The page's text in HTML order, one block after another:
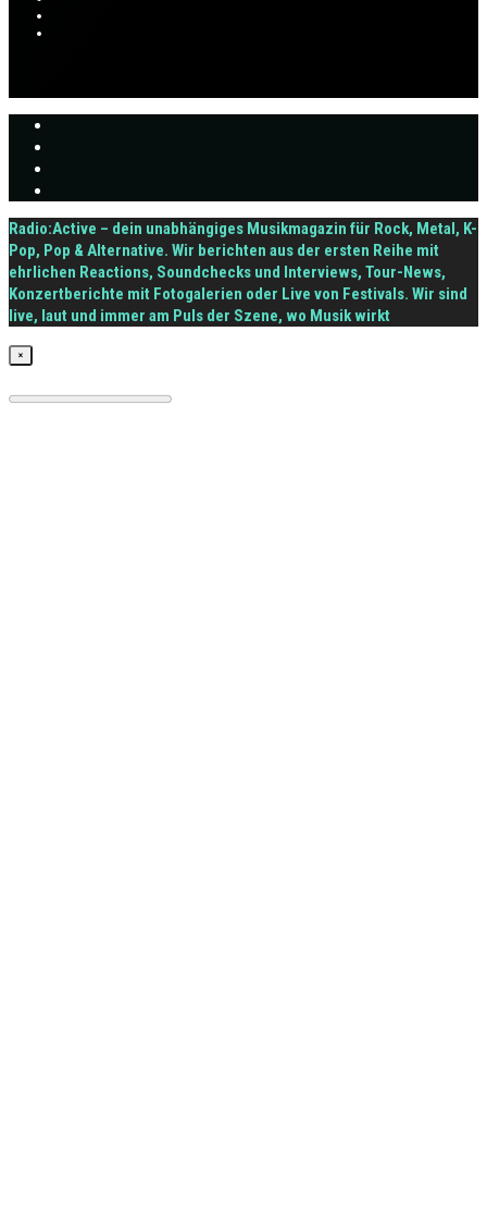
Radio:Active – dein unabhängiges Musikmagazin für Rock, Metal, K-
Pop, Pop & Alternative. Wir berichten aus der ersten Reihe mit
ehrlichen Reactions, Soundchecks und Interviews, Tour-News,
Konzertberichte mit Fotogalerien oder Live von Festivals. Wir sind
live, laut und immer am Puls der Szene, wo Musik wirkt
×